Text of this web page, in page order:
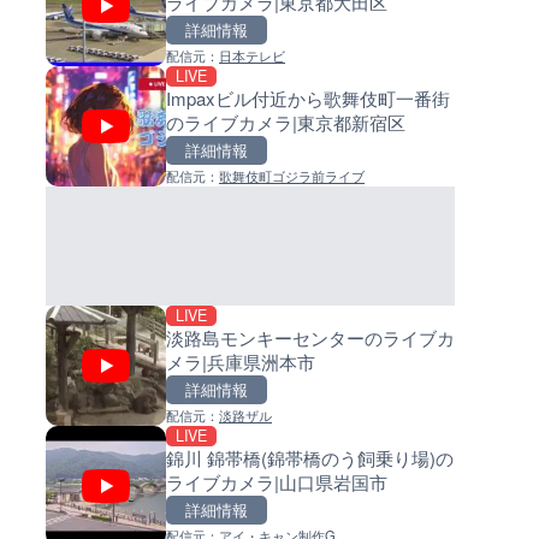
詳細情報
配信元： 日本テレビ
LIVE
Impaxビル付近から歌舞伎町一番街
のライブカメラ|東京都新宿区
詳細情報
配信元： 歌舞伎町ゴジラ前ライブ
LIVE
淡路島モンキーセンターのライブカ
メラ|兵庫県洲本市
詳細情報
配信元： 淡路ザル
LIVE
錦川 錦帯橋(錦帯橋のう飼乗り場)の
ライブカメラ|山口県岩国市
詳細情報
堀川 堀川納屋橋のライブカメ
知県名古屋市
配信元：名古屋市緑政土木局
富士川 松岡のライブカメラ|静
富士市
小浦川水門付近から小浦海水
ライブカメラ|和歌山県日高町
配信元：日高町役場
導目木川 花立砂防堰堤下流の
ブカメラ|福岡県朝倉市